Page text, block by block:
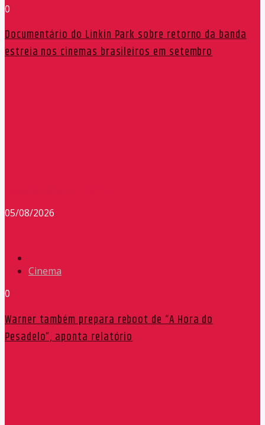
0
Documentário do Linkin Park sobre retorno da banda
estreia nos cinemas brasileiros em setembro
05/08/2026
Cinema
0
Warner também prepara reboot de “A Hora do
Pesadelo”, aponta relatório